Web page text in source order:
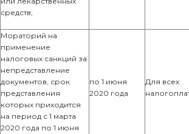
средств;
Мораторий на
применение
налоговых санкций за
непредставление
документов, срок
представления
которых приходится
на период с 1 марта
2020 года по 1 июня
по 1 июня
2020 года
Для всех